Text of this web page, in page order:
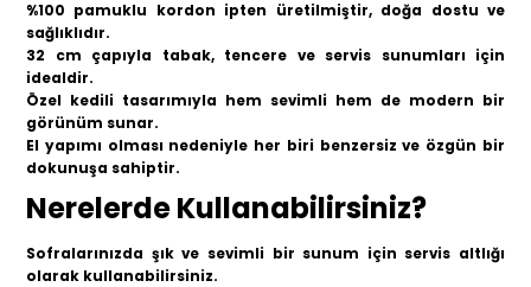
%100 pamuklu kordon ipten üretilmiştir, doğa dostu ve
sağlıklıdır.
32 cm çapıyla tabak, tencere ve servis sunumları için
idealdir.
Özel kedili tasarımıyla hem sevimli hem de modern bir
görünüm sunar.
El yapımı olması nedeniyle her biri benzersiz ve özgün bir
dokunuşa sahiptir.
Nerelerde Kullanabilirsiniz?
Sofralarınızda şık ve sevimli bir sunum için servis altlığı
olarak kullanabilirsiniz.